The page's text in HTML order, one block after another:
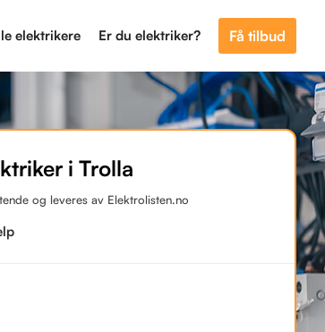
elektrikere Er du elektriker? Få tilbud
i Trolla
og leveres av Elektrolisten.no